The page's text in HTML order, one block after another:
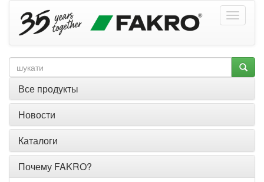
Все продукты
Новости
Каталоги
Почему FAKRO?